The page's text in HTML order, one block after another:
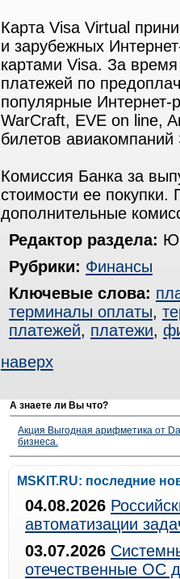
Карта Visa Virtual
и зарубежных
картами Visa. За
платежей по
популярные Интернет-
WarCraft, EVE on line,
билетов
Комиссия Банка за
стоимости ее покупки.
дополнительные
Редактор раздела:
Рубрики: Финансы
Ключевые слова:
терминалы оплаты,
платежей, платежи,
наверх
А знаете ли Вы что?
Акция Выгодная арифметика от
бизнеса.
MSKIT.RU: последние
04.08.2026
автоматизации
03.07.2026
отечественные ОС